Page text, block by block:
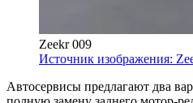
Zeekr 009
Источник изображения:
Автосервисы предлагают два